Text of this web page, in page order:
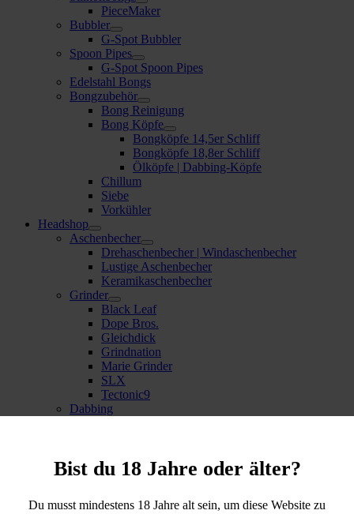
Bist du 18 Jahre oder älter?
Du musst mindestens 18 Jahre alt sein, um diese Website zu
PieceMaker
Bubbler
G-Spot Bubbler
Spoon Pipes
G-Spot Spoon Pipes
Edelstahl Bongs
Bongzubehör
Bong Reinigung
Bong Köpfe
Bongköpfe 14,5er Schliff
Bongköpfe 18,8er Schliff
Ölköpfe | Dabbing-Köpfe
Chillum
Siebe
Vorkühler
Headshop
Aschenbecher
Drehaschenbecher | Windaschenbecher
Lustige Aschenbecher
Keramikaschenbecher
Grinder
Black Leaf
Dope Bros.
Gleichdick
Grindnation
Marie Grinder
SLX
Tectonic9
Dabbing
Bud Bomb
Tiefengestrahlte Handpfeifen
Raucherzubehör